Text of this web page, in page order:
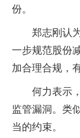
份。
郑志刚认
一步规范股份
加合理合规，
何力表示
监管漏洞。类
当的约束。